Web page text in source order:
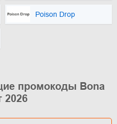
Poison Drop
промокоды Bona
2026